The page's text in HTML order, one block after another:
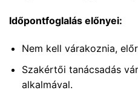
Időpontfoglalás előnyei:
Nem kell várakoznia,
Szakértői tanácsadás
alkalmával.